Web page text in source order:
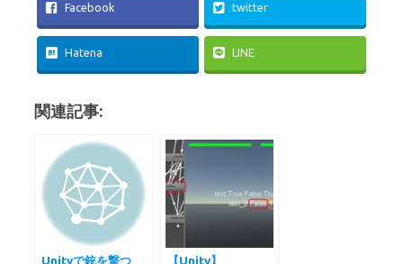
Facebook twitter
Hatena LINE
関連記事:
Unityで銃を撃つ 【Unity】